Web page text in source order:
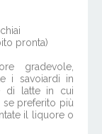
pronta)
gradevole,
i savoiardi in
di latte in cui
se preferito più
il liquore o